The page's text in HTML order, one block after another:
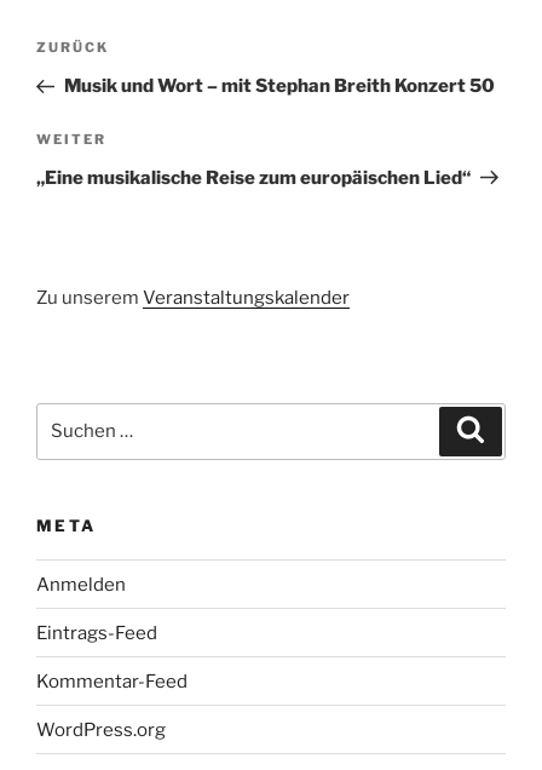
Beitragsnavigation
Vorheriger
Beitrag
ZURÜCK
Musik und Wort – mit Stephan Breith Konzert 50
Nächster
Beitrag
WEITER
„Eine musikalische Reise zum europäischen Lied“
Zu unserem Veranstaltungskalender
nach:
META
Anmelden
Eintrags-Feed
Kommentar-Feed
WordPress.org